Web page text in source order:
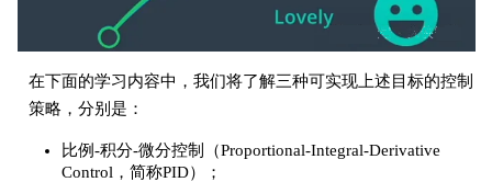
在下面的学习内容中，我们将了解三种可实现上述目标的控制
策略，分别是：
比例-积分-微分控制（Proportional-Integral-Derivative
Control，简称PID）；